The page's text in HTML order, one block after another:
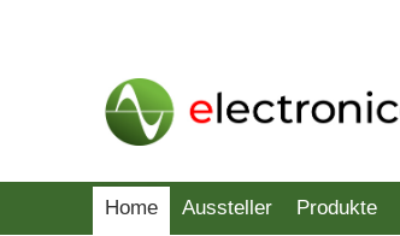
Home Aussteller Produkte